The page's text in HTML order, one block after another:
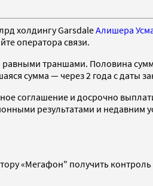
холдингу GarsdaleАлишера
оператора связи.
траншами. Половина
сумма — через 2 года с даты
соглашение и досрочно
результатами и
«Мегафон" получить